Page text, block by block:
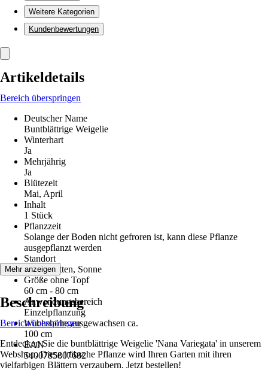
Weitere Kategorien
Kundenbewertungen
Artikeldetails
Bereich überspringen
Deutscher Name
Buntblättrige Weigelie
Winterhart
Ja
Mehrjährig
Ja
Blütezeit
Mai, April
Inhalt
1 Stück
Pflanzzeit
Solange der Boden nicht gefroren ist, kann diese Pflanze
ausgepflanzt werden
Standort
Halbschatten, Sonne
Größe ohne Topf
60 cm - 80 cm
Anwendungsbereich
Einzelpflanzung
Wuchshöhe ausgewachsen ca.
100 cm
EAN
5400785807682
Mehr anzeigen
Beschreibung
Bereich überspringen
Entdecken Sie die buntblättrige Weigelie 'Nana Variegata' in unserem
Webshop. Diese hübsche Pflanze wird Ihren Garten mit ihren
vielfarbigen Blättern verzaubern. Jetzt bestellen!